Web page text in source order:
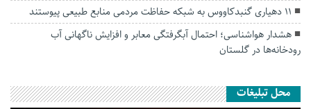
۱۱ دهیاری گنبدکاووس به شبکه حفاظت مردمی منابع طبیعی پیوستند
هشدار هواشناسی؛ احتمال آبگرفتگی معابر و افزایش ناگهانی آب
رودخانه‌ها در گلستان
محل تبلیغات